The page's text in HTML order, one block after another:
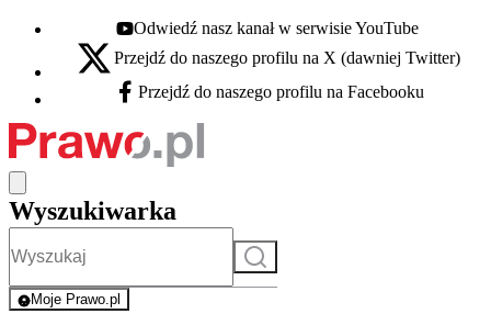
Youtube - otwiera się w nowej karcie
Odwiedź nasz kanał w serwisie YouTube
X - otwiera się w nowej karcie
Przejdź do naszego profilu na X (dawniej Twitter)
Facebook - otwiera się w nowej karcie
Przejdź do naszego profilu na Facebooku
Wyszukiwarka
Szukaj
Moje Prawo.pl
- rejestracja i logowanie do serwisu